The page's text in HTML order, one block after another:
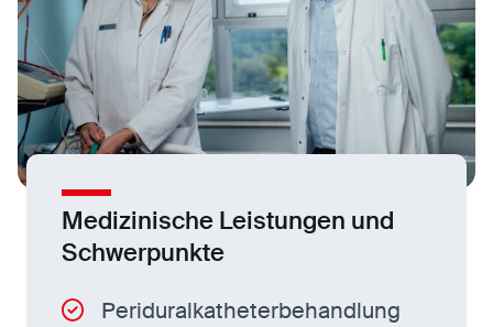
Medizinische Leistungen und
Schwerpunkte
Periduralkatheterbehandlung